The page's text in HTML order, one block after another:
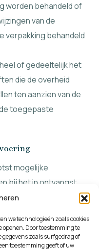
we technologieën zoals cookies
Door toestemming te
gegevens zoals surfgedrag of
toestemming geeft of uw
worden behandeld of
van de
verpakking behandeld
of gedeeltelijk het
die de overheid
ten aanzien van de
toegepaste
mogelijke
bij het in ontvangst
bestellingen van
het adres dat de